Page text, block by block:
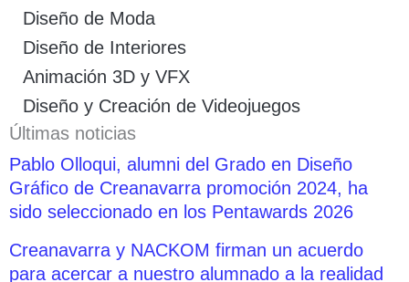
Diseño de Moda
Diseño de Interiores
Animación 3D y VFX
Diseño y Creación de Videojuegos
Últimas noticias
Pablo Olloqui, alumni del Grado en Diseño
Gráfico de Creanavarra promoción 2024, ha
sido seleccionado en los Pentawards 2026
Creanavarra y NACKOM firman un acuerdo
para acercar a nuestro alumnado a la realidad